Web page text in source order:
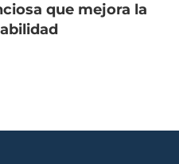
que mejora la